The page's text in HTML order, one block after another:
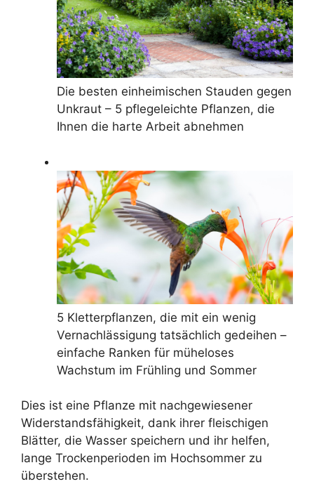
Die besten einheimischen Stauden gegen
Unkraut – 5 pflegeleichte Pflanzen, die
Ihnen die harte Arbeit abnehmen
5 Kletterpflanzen, die mit ein wenig
Vernachlässigung tatsächlich gedeihen –
einfache Ranken für müheloses
Wachstum im Frühling und Sommer
Dies ist eine Pflanze mit nachgewiesener
Widerstandsfähigkeit, dank ihrer fleischigen
Blätter, die Wasser speichern und ihr helfen,
lange Trockenperioden im Hochsommer zu
überstehen.